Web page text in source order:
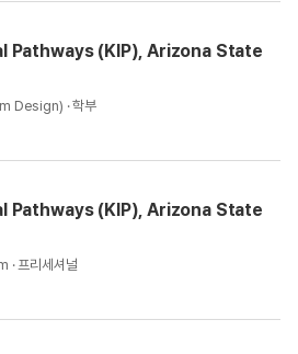
Pathways (KIP), Arizona State
Design) · 학부
Pathways (KIP), Arizona State
프리세셔널